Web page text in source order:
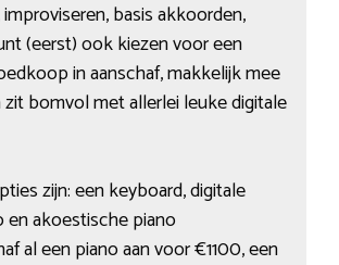
basis akkoorden,
(eerst) ook kiezen voor een
in aanschaf, makkelijk mee
bomvol met allerlei leuke digitale
zijn: een keyboard, digitale
en akoestische piano
al een piano aan voor €1100, een